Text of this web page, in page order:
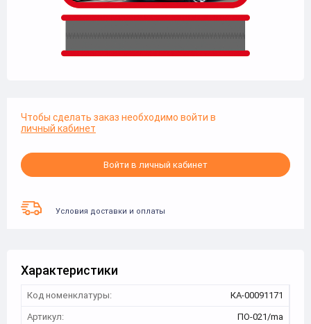
Чтобы сделать заказ необходимо войти в
личный кабинет
Войти в личный кабинет
Условия доставки и оплаты
Характеристики
Код номенклатуры:
КА-00091171
Артикул:
ПО-021/ma